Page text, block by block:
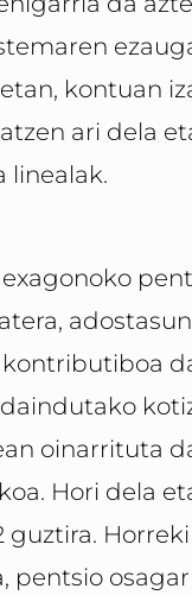
kontuan
ari dela
linealak.
oinarrituta
Hori dela
guztira.
pentsio